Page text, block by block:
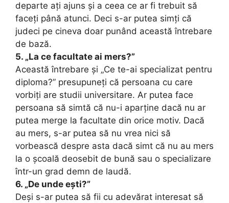
departe ați ajuns și a ceea ce ar fi trebuit să
faceți până atunci. Deci s-ar putea simți că
judeci pe cineva doar punând această întrebare
de bază.
5. „La ce facultate ai mers?”
Această întrebare și „Ce te-ai specializat pentru
diploma?” presupuneți că persoana cu care
vorbiți are studii universitare. Ar putea face
persoana să simtă că nu-i aparține dacă nu ar
putea merge la facultate din orice motiv. Dacă
au mers, s-ar putea să nu vrea nici să
vorbească despre asta dacă simt că nu au mers
la o școală deosebit de bună sau o specializare
într-un grad demn de laudă.
6. „De unde ești?”
Deși s-ar putea să fii cu adevărat interesat să